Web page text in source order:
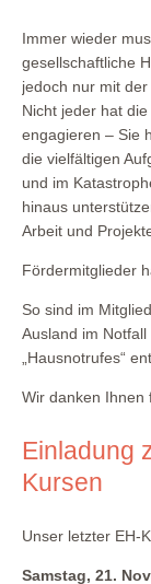
Immer wieder
gesellschaftliche
jedoch nur mit
Nicht jeder hat
engagieren – Sie
die vielfältigen
und im
hinaus
Arbeit und
Fördermitglieder
So sind im
Ausland im
„Hausnotrufes“
Wir danken Ihnen
Einladung
Kursen
Unser letzter EH-
Samstag, 21.